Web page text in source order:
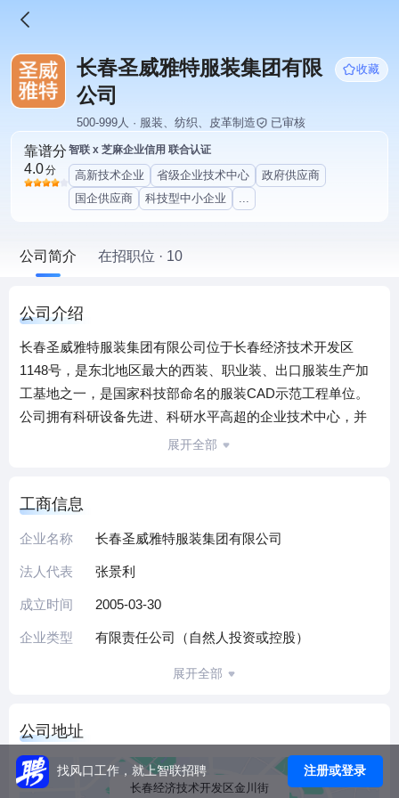
长春圣威雅特服装集团有限
公司
收藏
500-999人 · 服装、纺织、皮革制造 已审核
靠谱分
4.0分
智联 x 芝麻企业信用 联合认证
高新技术企业 省级企业技术中心
政府供应商
国企供应商
科技型中小企业 ...
公司简介 在招职位 · 10
公司介绍
长春圣威雅特服装集团有限公司位于长春经济技术开发区
1148号，是东北地区最大的西装、职业装、出口服装生产加
工基地之一，是国家科技部命名的服装CAD示范工程单位。
公司拥有科研设备先进、科研水平高超的企业技术中心，并
于2013年11月被吉林省工信厅、吉林省科技厅、吉林省财政
被吉林省工商局商标局评为“吉林省著名商标”，公司2014年被
国家工商总局评为“国家级守合同重信用单位”，被中国服装协
目前，企业职工人数268人，专业技术人员65人，其中，专业
量体技师35人，初级专业技术职称15人，中级专业技术职称
硕士研究生5人，大学本科学历26人，大专学历35人，中专学
历56人。技术人员受奖励情况：公司专业技术人员中，1人在
线，各种服装生产设备600多台。同时，公司还拥有一套ERP
企业管理自动化系统。公司以生产中高档服装为主，年产各
类高档西装、职业装、衬衫、西裤30万件。
展开全部
工商信息
企业名称 长春圣威雅特服装集团有限公司
法人代表 张景利
成立时间 2005-03-30
企业类型 有限责任公司（自然人投资或控股）
展开全部
公司地址
长春经济技术开发区金川街
找风口工作，就上智联招聘 注册或登录